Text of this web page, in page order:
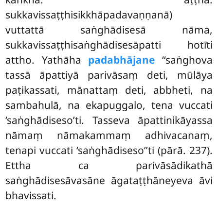
sukkavissaṭṭhisikkhāpadavaṇṇanā)
vuttattā saṅghādisesā nāma,
sukkavissaṭṭhisaṅghādisesāpatti hotīti
attho. Yathāha padabhājane ‘‘saṅghova
tassā āpattiyā parivāsaṃ deti, mūlāya
paṭikassati, mānattaṃ deti, abbheti, na
sambahulā, na ekapuggalo, tena vuccati
‘saṅghādiseso’ti. Tasseva āpattinikāyassa
nāmaṃ nāmakammaṃ adhivacanaṃ,
tenapi vuccati ‘saṅghādiseso’’ti (pārā. 237).
Ettha ca parivāsādikathā
saṅghādisesāvasāne āgataṭṭhāneyeva āvi
bhavissati.